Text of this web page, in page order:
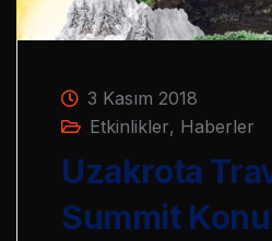
3 Kasım 2018
Etkinlikler, Haberler
Uzakrota
Summit